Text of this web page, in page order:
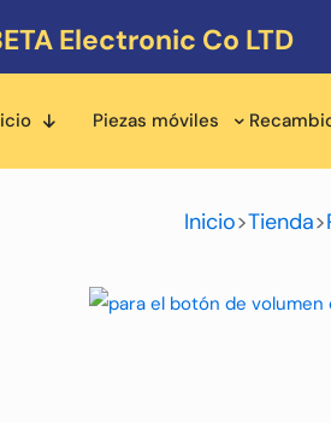
Electronic Co LTD
Piezas móviles
Inicio>Tienda>